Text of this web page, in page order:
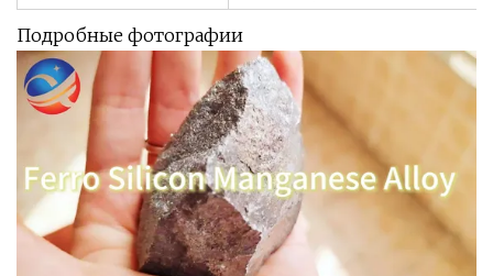
Подробные фотографии